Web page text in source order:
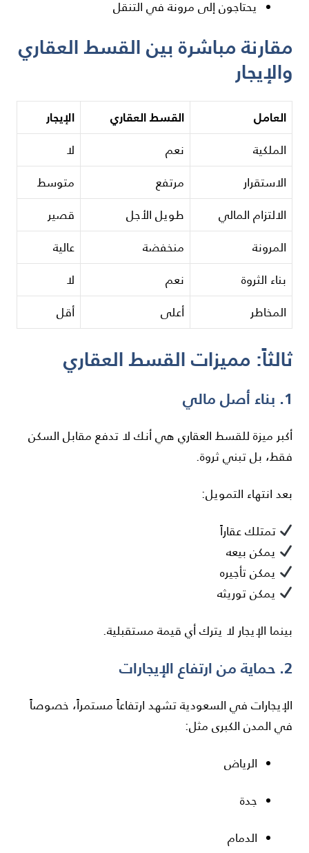
يحتاجون إلى مرونة في التنقل
مقارنة مباشرة بين القسط العقاري
والإيجار
العامل القسط العقاري الإيجار
الملكية نعم
لا
الاستقرار
مرتفع
متوسط
الالتزام المالي
طويل الأجل
قصير
المرونة
منخفضة
عالية
بناء الثروة
نعم
لا
المخاطر
أعلى أقل
ثالثاً: مميزات القسط العقاري
1. بناء أصل مالي
أكبر ميزة للقسط العقاري هي أنك لا تدفع مقابل السكن
فقط، بل تبني ثروة.
بعد انتهاء التمويل:
تمتلك عقاراً
يمكن بيعه
يمكن تأجيره
يمكن توريثه
بينما الإيجار لا يترك أي قيمة مستقبلية.
2. حماية من ارتفاع الإيجارات
الإيجارات في السعودية تشهد ارتفاعاً مستمراً، خصوصاً
في المدن الكبرى مثل:
الرياض
جدة
الدمام